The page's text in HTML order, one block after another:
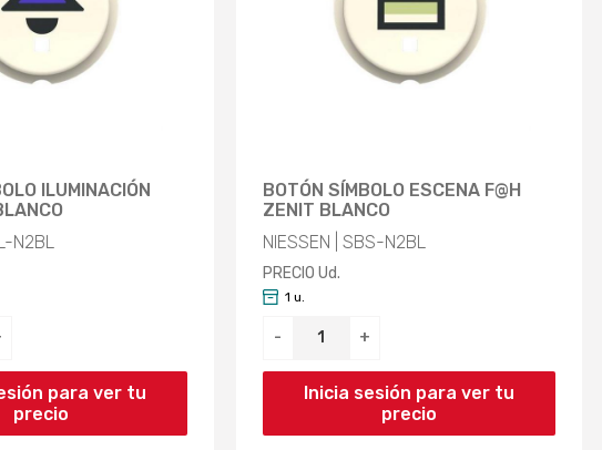
ILUMINACIÓN
N2BL
para ver tu
precio
BOTÓN SÍMBOLO ESCENA F@H
ZENIT BLANCO
NIESSEN | SBS-N2BL
PRECIO Ud.
- +
1 u.
Inicia sesión para ver tu
precio